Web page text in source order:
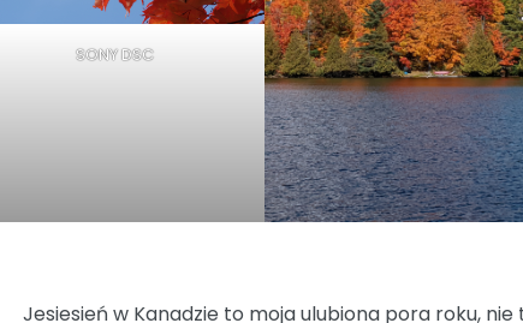
SONY DSC
Jesiesień w Kanadzie to moja ulubiona pora roku, nie